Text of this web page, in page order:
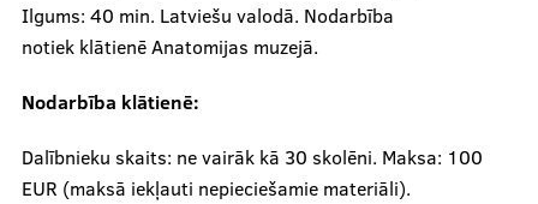
Ilgums: 40 min. Latviešu valodā. Nodarbība
notiek klātienē Anatomijas muzejā.
Nodarbība klātienē:
Dalībnieku skaits: ne vairāk kā 30 skolēni. Maksa: 100
EUR (maksā iekļauti nepieciešamie materiāli).